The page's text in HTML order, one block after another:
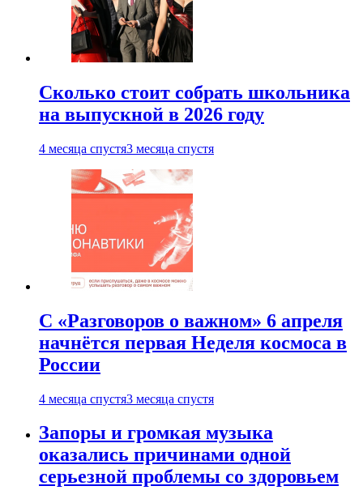
Сколько стоит собрать школьника
на выпускной в 2026 году
4 месяца спустя3 месяца спустя
С «Разговоров о важном» 6 апреля
начнётся первая Неделя космоса в
России
4 месяца спустя3 месяца спустя
Запоры и громкая музыка
оказались причинами одной
серьезной проблемы со здоровьем